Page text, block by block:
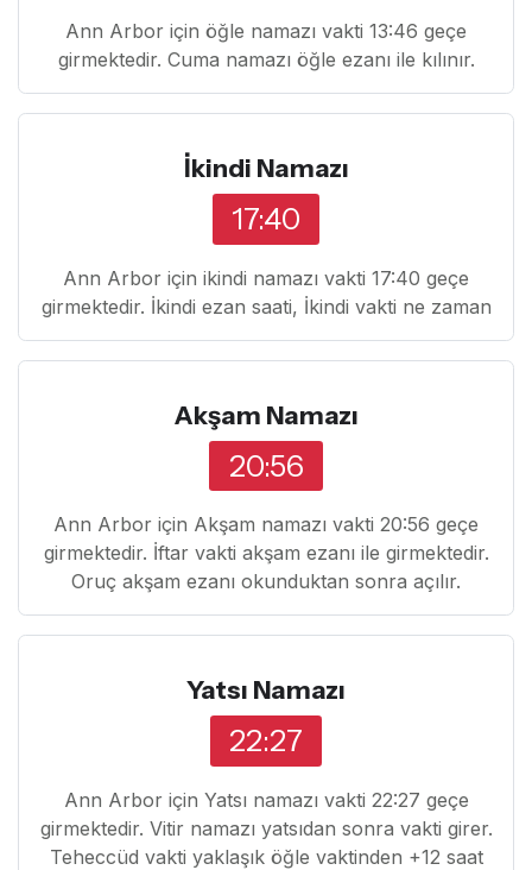
Ann Arbor için öğle namazı vakti 13:46 geçe
girmektedir. Cuma namazı öğle ezanı ile kılınır.
İkindi Namazı
17:40
Ann Arbor için ikindi namazı vakti 17:40 geçe
girmektedir. İkindi ezan saati, İkindi vakti ne zaman
Akşam Namazı
20:56
Ann Arbor için Akşam namazı vakti 20:56 geçe
girmektedir. İftar vakti akşam ezanı ile girmektedir.
Oruç akşam ezanı okunduktan sonra açılır.
Yatsı Namazı
22:27
Ann Arbor için Yatsı namazı vakti 22:27 geçe
girmektedir. Vitir namazı yatsıdan sonra vakti girer.
Teheccüd vakti yaklaşık öğle vaktinden +12 saat